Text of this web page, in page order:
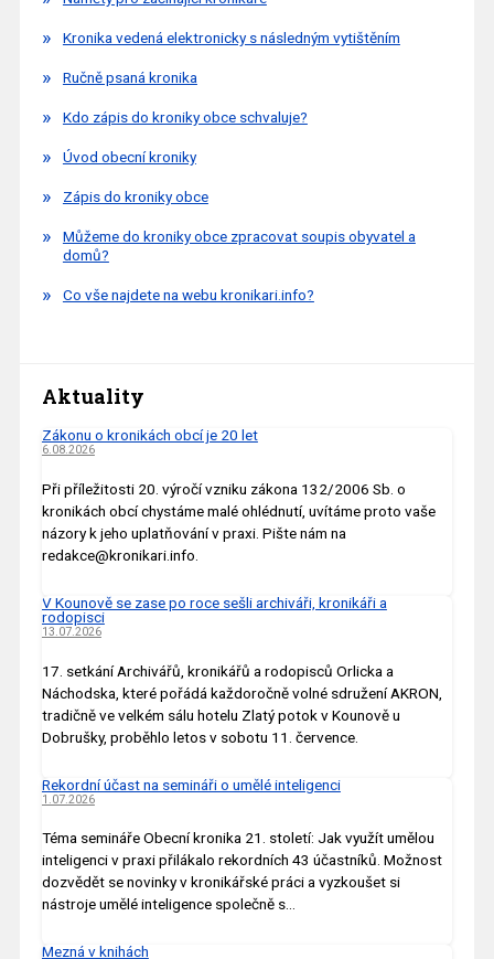
Kronika vedená elektronicky s následným vytištěním
Ručně psaná kronika
Kdo zápis do kroniky obce schvaluje?
Úvod obecní kroniky
Zápis do kroniky obce
Můžeme do kroniky obce zpracovat soupis obyvatel a
domů?
Co vše najdete na webu kronikari.info?
Aktuality
Zákonu o kronikách obcí je 20 let
6.08.2026
Při příležitosti 20. výročí vzniku zákona 132/2006 Sb. o
kronikách obcí chystáme malé ohlédnutí, uvítáme proto vaše
názory k jeho uplatňování v praxi. Pište nám na
redakce@kronikari.info.
V Kounově se zase po roce sešli archiváři, kronikáři a
rodopisci
13.07.2026
17. setkání Archivářů, kronikářů a rodopisců Orlicka a
Náchodska, které pořádá každoročně volné sdružení AKRON,
tradičně ve velkém sálu hotelu Zlatý potok v Kounově u
Dobrušky, proběhlo letos v sobotu 11. července.
Rekordní účast na semináři o umělé inteligenci
1.07.2026
Téma semináře Obecní kronika 21. století: Jak využít umělou
inteligenci v praxi přilákalo rekordních 43 účastníků. Možnost
dozvědět se novinky v kronikářské práci a vyzkoušet si
nástroje umělé inteligence společně s…
Mezná v knihách